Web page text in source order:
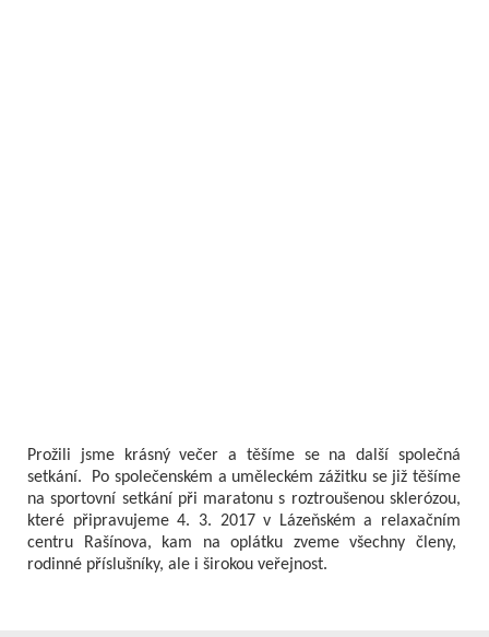
Prožili jsme krásný večer a těšíme se na další společná
setkání. Po společenském a uměleckém zážitku se již těšíme
na sportovní setkání při maratonu s roztroušenou sklerózou,
které připravujeme 4. 3. 2017 v Lázeňském a relaxačním
centru Rašínova, kam na oplátku zveme všechny členy,
rodinné příslušníky, ale i širokou veřejnost.